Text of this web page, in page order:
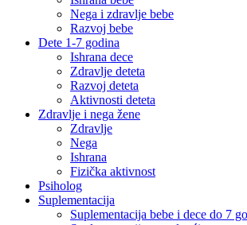
Nega i zdravlje bebe
Razvoj bebe
Dete 1-7 godina
Ishrana dece
Zdravlje deteta
Razvoj deteta
Aktivnosti deteta
Zdravlje i nega žene
Zdravlje
Nega
Ishrana
Fizička aktivnost
Psiholog
Suplementacija
Suplementacija bebe i dece do 7